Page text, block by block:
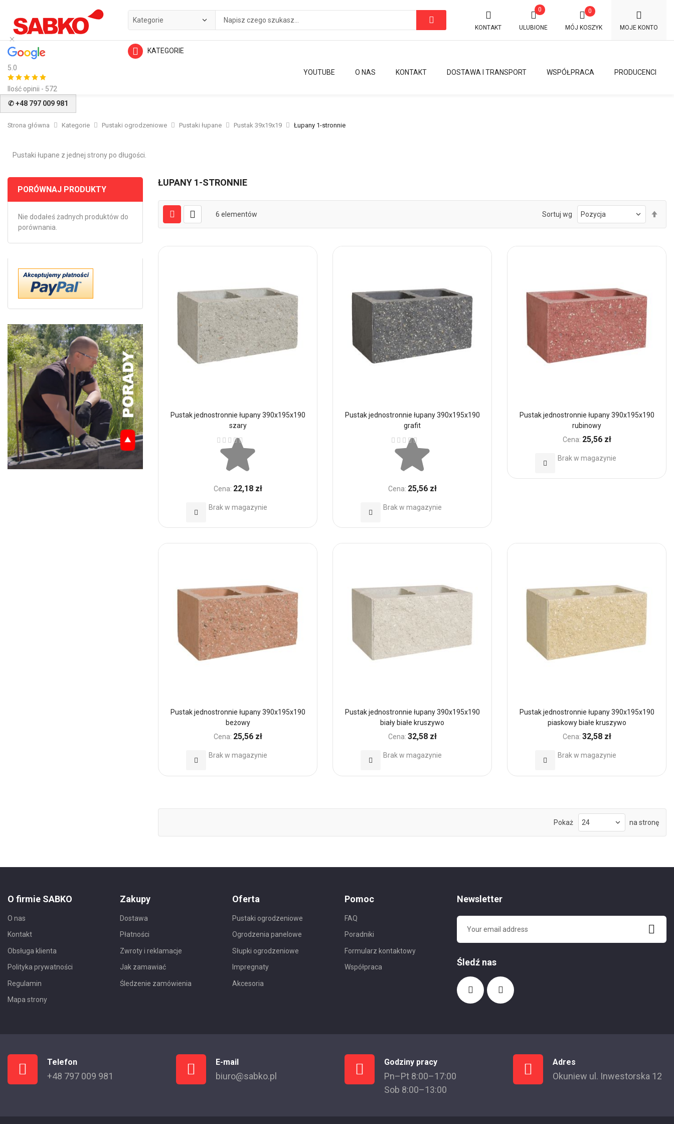
5.0
Ilość opinii - 572
KONTAKT
0
ULUBIONE MÓJ KOSZYK
0
MOJE KONTO
KATEGORIE
PRODUCENCI
WSPÓŁPRACA
DOSTAWA I TRANSPORT
KONTAKT
O NAS
YOUTUBE
✆ +48 797 009 981
Strona główna Kategorie Pustaki ogrodzeniowe Pustaki łupane Pustak 39x19x19 Łupany 1-stronnie
Pustaki łupane z jednej strony po długości.
ŁUPANY 1-STRONNIE
6 elementów Sortuj wg
Pustak jednostronnie łupany 390x195x190
szary
Ocena:
Cena: 22,18 zł
Brak w magazynie
Dodaj
Pustak jednostronnie łupany 390x195x190
grafit
Ocena:
Cena: 25,56 zł
Brak w magazynie
Dodaj
Pustak jednostronnie łupany 390x195x190
rubinowy
Cena: 25,56 zł
Brak w magazynie
Dodaj
Pustak jednostronnie łupany 390x195x190
beżowy
Cena: 25,56 zł
Brak w magazynie
Dodaj
Pustak jednostronnie łupany 390x195x190
biały białe kruszywo
Cena: 32,58 zł
Brak w magazynie
Dodaj
Pustak jednostronnie łupany 390x195x190
piaskowy białe kruszywo
Cena: 32,58 zł
Brak w magazynie
Dodaj
Pokaż na stronę
PORÓWNAJ PRODUKTY
Nie dodałeś żadnych produktów do
porównania.
O firmie SABKO
O nas
Kontakt
Obsługa klienta
Polityka prywatności
Regulamin
Mapa strony
Zakupy
Dostawa
Płatności
Zwroty i reklamacje
Jak zamawiać
Śledzenie zamówienia
Oferta
Pustaki ogrodzeniowe
Ogrodzenia panelowe
Słupki ogrodzeniowe
Impregnaty
Akcesoria
Pomoc
FAQ
Poradniki
Formularz kontaktowy
Współpraca
Newsletter
Śledź nas
Telefon
+48 797 009 981
E-mail
biuro@sabko.pl
Godziny pracy
Pn–Pt 8:00–17:00
Sob 8:00–13:00
Adres
Okuniew ul. Inwestorska 12